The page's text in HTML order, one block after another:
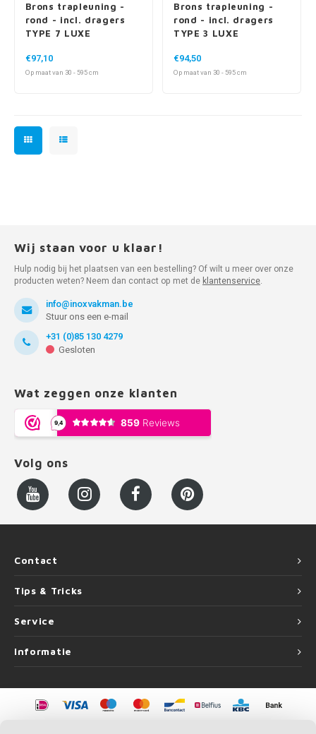
Brons trapleuning -
rond - incl. dragers
TYPE 7 LUXE
€97,10
Op maat van 30 - 595 cm
Brons trapleuning -
rond - incl. dragers
TYPE 3 LUXE
€94,50
Op maat van 30 - 595 cm
Wij staan voor u klaar!
Hulp nodig bij het plaatsen van een bestelling? Of wilt u meer over onze
producten weten? Neem dan contact op met de klantenservice.
info@inoxvakman.be
Stuur ons een e-mail
+31 (0)85 130 4279
Gesloten
Wat zeggen onze klanten
Volg ons
Contact
Tips & Tricks
Service
Informatie